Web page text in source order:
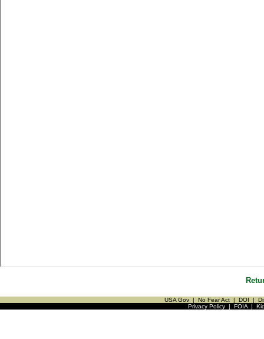
USA Gov | No Fear Act | DOI |
Privacy Policy| FOIA|